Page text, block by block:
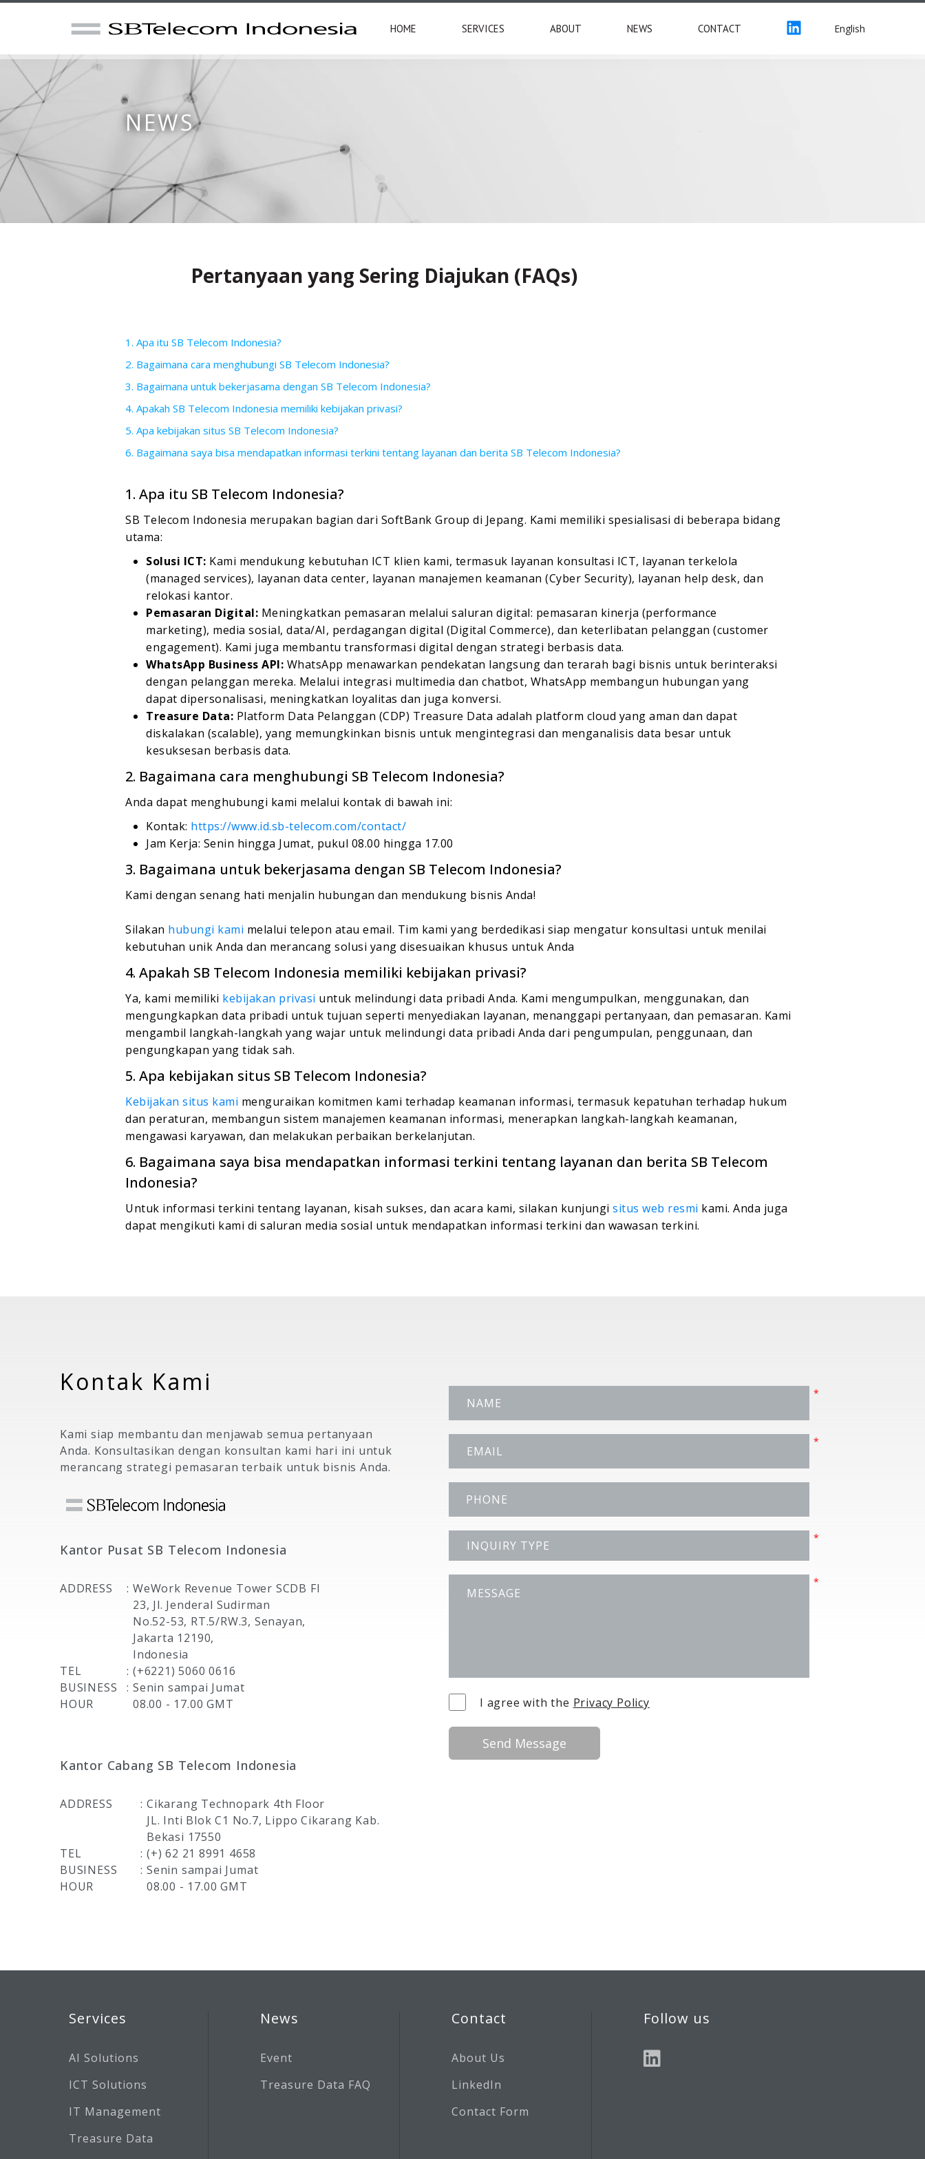
HOME SERVICES ABOUT NEWS CONTACT English
NEWS
Pertanyaan yang Sering Diajukan (FAQs)
1. Apa itu SB Telecom Indonesia?
2. Bagaimana cara menghubungi SB Telecom Indonesia?
3. Bagaimana untuk bekerjasama dengan SB Telecom Indonesia?
4. Apakah SB Telecom Indonesia memiliki kebijakan privasi?
5. Apa kebijakan situs SB Telecom Indonesia?
6. Bagaimana saya bisa mendapatkan informasi terkini tentang layanan dan berita SB Telecom Indonesia?
1. Apa itu SB Telecom Indonesia?
SB Telecom Indonesia merupakan bagian dari SoftBank Group di Jepang. Kami memiliki spesialisasi di beberapa bidang
utama:
Solusi ICT: Kami mendukung kebutuhan ICT klien kami, termasuk layanan konsultasi ICT, layanan terkelola
(managed services), layanan data center, layanan manajemen keamanan (Cyber Security), layanan help desk, dan
relokasi kantor.
Pemasaran Digital: Meningkatkan pemasaran melalui saluran digital: pemasaran kinerja (performance
marketing), media sosial, data/AI, perdagangan digital (Digital Commerce), dan keterlibatan pelanggan (customer
engagement). Kami juga membantu transformasi digital dengan strategi berbasis data.
WhatsApp Business API: WhatsApp menawarkan pendekatan langsung dan terarah bagi bisnis untuk berinteraksi
dengan pelanggan mereka. Melalui integrasi multimedia dan chatbot, WhatsApp membangun hubungan yang
dapat dipersonalisasi, meningkatkan loyalitas dan juga konversi.
Treasure Data: Platform Data Pelanggan (CDP) Treasure Data adalah platform cloud yang aman dan dapat
diskalakan (scalable), yang memungkinkan bisnis untuk mengintegrasi dan menganalisis data besar untuk
kesuksesan berbasis data.
2. Bagaimana cara menghubungi SB Telecom Indonesia?
Anda dapat menghubungi kami melalui kontak di bawah ini:
Kontak: https://www.id.sb-telecom.com/contact/
Jam Kerja: Senin hingga Jumat, pukul 08.00 hingga 17.00
3. Bagaimana untuk bekerjasama dengan SB Telecom Indonesia?
Kami dengan senang hati menjalin hubungan dan mendukung bisnis Anda!
Silakan hubungi kami melalui telepon atau email. Tim kami yang berdedikasi siap mengatur konsultasi untuk menilai
kebutuhan unik Anda dan merancang solusi yang disesuaikan khusus untuk Anda
4. Apakah SB Telecom Indonesia memiliki kebijakan privasi?
Ya, kami memiliki kebijakan privasi untuk melindungi data pribadi Anda. Kami mengumpulkan, menggunakan, dan
mengungkapkan data pribadi untuk tujuan seperti menyediakan layanan, menanggapi pertanyaan, dan pemasaran. Kami
mengambil langkah-langkah yang wajar untuk melindungi data pribadi Anda dari pengumpulan, penggunaan, dan
pengungkapan yang tidak sah.
5. Apa kebijakan situs SB Telecom Indonesia?
Kebijakan situs kami menguraikan komitmen kami terhadap keamanan informasi, termasuk kepatuhan terhadap hukum
dan peraturan, membangun sistem manajemen keamanan informasi, menerapkan langkah-langkah keamanan,
mengawasi karyawan, dan melakukan perbaikan berkelanjutan.
6. Bagaimana saya bisa mendapatkan informasi terkini tentang layanan dan berita SB Telecom
Indonesia?
Untuk informasi terkini tentang layanan, kisah sukses, dan acara kami, silakan kunjungi situs web resmi kami. Anda juga
dapat mengikuti kami di saluran media sosial untuk mendapatkan informasi terkini dan wawasan terkini.
Kontak Kami
Kami siap membantu dan menjawab semua pertanyaan
Anda. Konsultasikan dengan konsultan kami hari ini untuk
merancang strategi pemasaran terbaik untuk bisnis Anda.
Kantor Pusat SB Telecom Indonesia
ADDRESS : WeWork Revenue Tower SCDB Fl
23, Jl. Jenderal Sudirman
No.52-53, RT.5/RW.3, Senayan,
Jakarta 12190,
Indonesia
TEL
: (+6221) 5060 0616
BUSINESS
HOUR
: Senin sampai Jumat
08.00 - 17.00 GMT
Kantor Cabang SB Telecom Indonesia
ADDRESS : Cikarang Technopark 4th Floor
JL. Inti Blok C1 No.7, Lippo Cikarang Kab.
Bekasi 17550
TEL
: (+) 62 21 8991 4658
BUSINESS
HOUR
: Senin sampai Jumat
08.00 - 17.00 GMT
I agree with the Privacy Policy
Send Message
Services
AI Solutions
ICT Solutions
IT Management
Treasure Data
News
Event
Treasure Data FAQ
Contact
About Us
LinkedIn
Contact Form
Follow us